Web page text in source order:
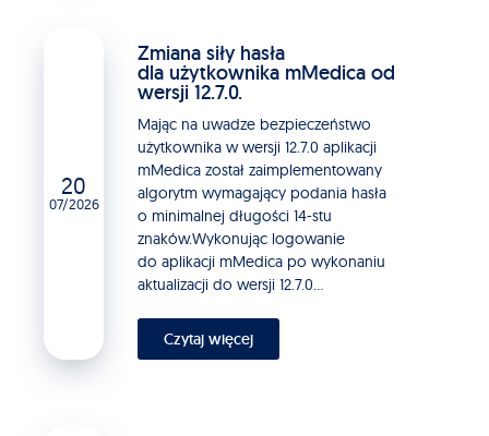
20
07/2026
Zmiana siły hasła
dla użytkownika mMedica od
wersji 12.7.0.
Mając na uwadze bezpieczeństwo
użytkownika w wersji 12.7.0 aplikacji
mMedica został zaimplementowany
algorytm wymagający podania hasła
o minimalnej długości 14-stu
znaków.Wykonując logowanie
do aplikacji mMedica po wykonaniu
aktualizacji do wersji 12.7.0...
Czytaj więcej